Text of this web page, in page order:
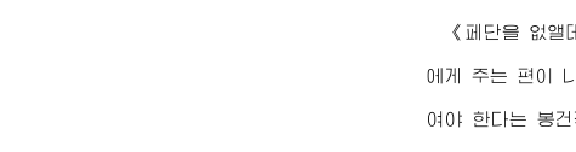
《페단을 없
에게 주는 편이
여야 한다는 봉